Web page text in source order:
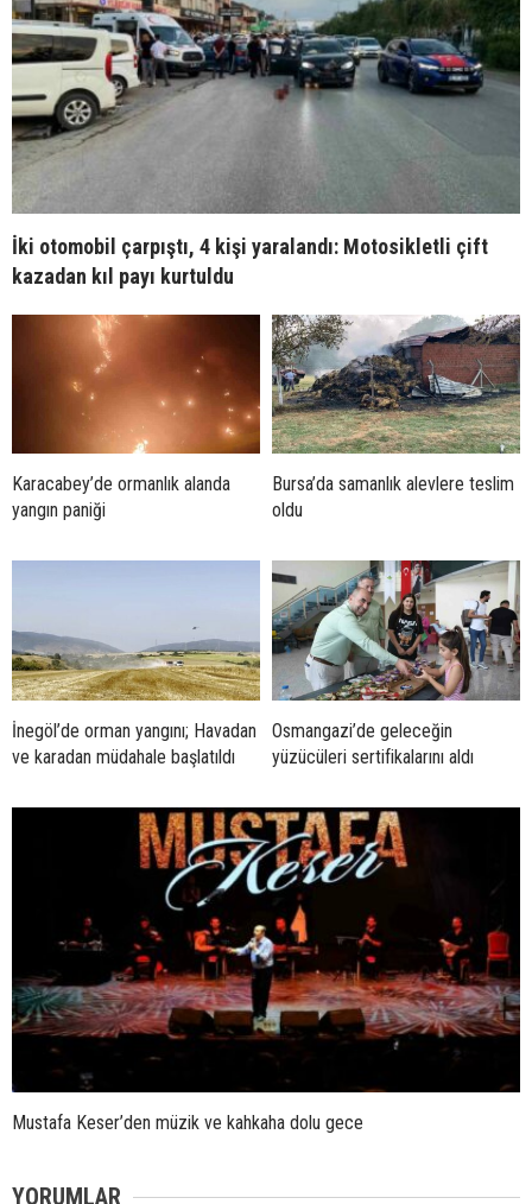
İki otomobil çarpıştı, 4 kişi yaralandı: Motosikletli çift
kazadan kıl payı kurtuldu
Karacabey’de ormanlık alanda
yangın paniği
Bursa’da samanlık alevlere teslim
oldu
İnegöl’de orman yangını; Havadan
ve karadan müdahale başlatıldı
Osmangazi’de geleceğin
yüzücüleri sertifikalarını aldı
Mustafa Keser’den müzik ve kahkaha dolu gece
YORUMLAR